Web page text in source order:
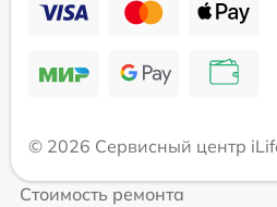
© 2026 Сервисный центр
Стоимость ремонта